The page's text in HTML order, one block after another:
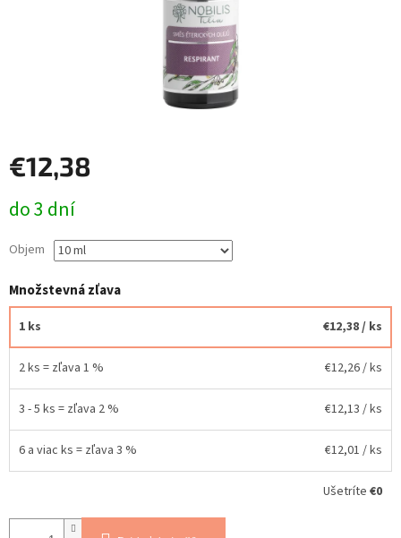
€12,38
cena:
do 3 dní
Objem
Množstevná zľava
1 ks €12,38/ ks
2 ks = zľava 1 % €12,26/ ks
3 - 5 ks = zľava 2 % €12,13 / ks
6 a viac ks = zľava 3 % €12,01 / ks
Ušetríte €0